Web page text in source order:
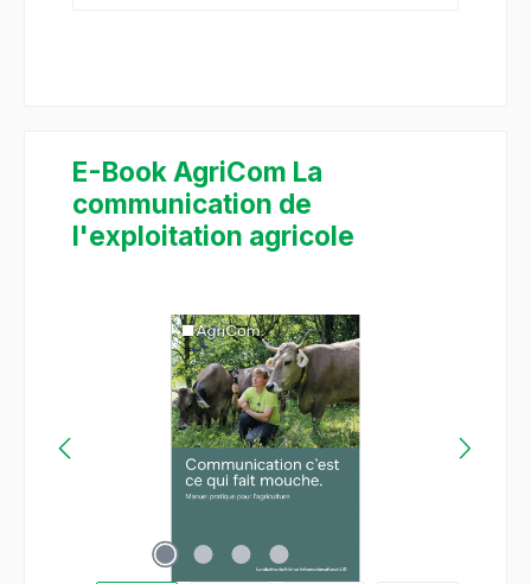
E-Book AgriCom La
communication de
l'exploitation agricole
Ignorer la galerie d'images